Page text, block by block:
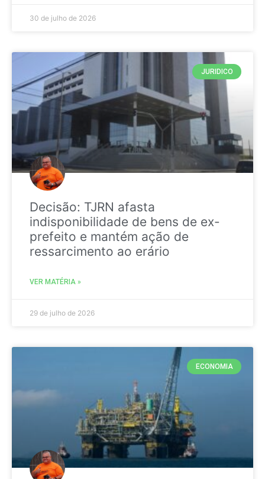
30 de julho de 2026
JURIDICO
Decisão: TJRN afasta
indisponibilidade de bens de ex-
prefeito e mantém ação de
ressarcimento ao erário
VER MATÉRIA »
29 de julho de 2026
ECONOMIA